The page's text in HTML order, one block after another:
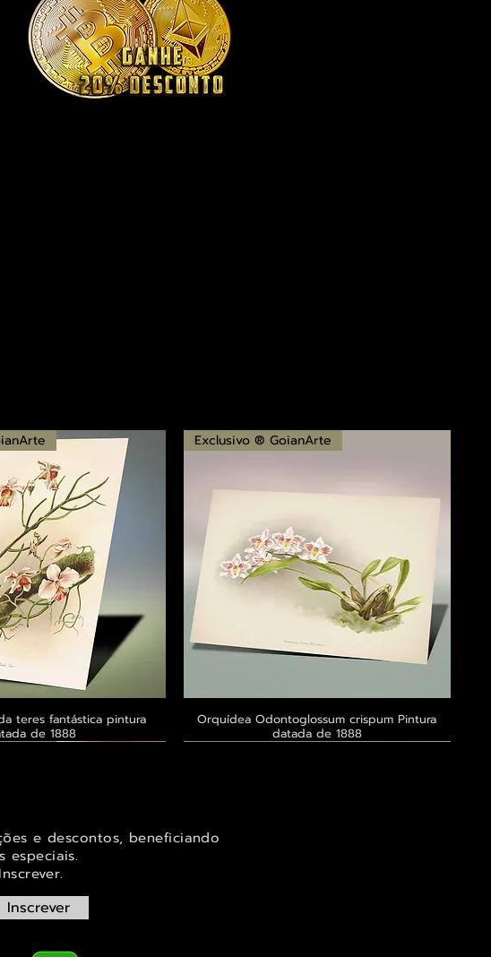
rápida
teres fantástica pintura
de 1888
Visualização rápida
Exclusivo ® GoianArte
Orquídea Odontoglossum crispum Pintura
datada de 1888
e descontos, beneficiando
especiais.
Inscrever